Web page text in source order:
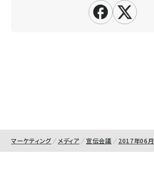
マーケティング メディア 宣伝会議 2017年06